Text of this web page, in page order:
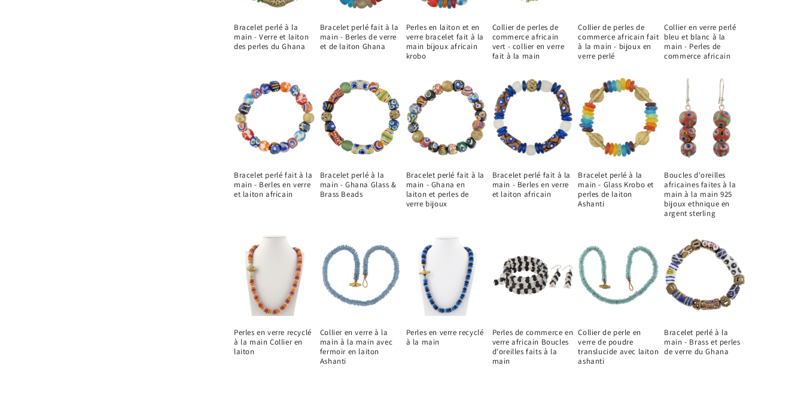
Bracelet perlé à la
main - Verre et laiton
des perles du Ghana
Bracelet perlé fait à la
main - Berles de verre
et de laiton Ghana
Perles en laiton et en
verre bracelet fait à la
main bijoux africain
krobo
Collier de perles de
commerce africain
vert - collier en verre
fait à la main
Collier de perles de
commerce africain fait
à la main - bijoux en
verre perlé
Collier en verre perlé
bleu et blanc à la
main - Perles de
commerce africain
Bracelet perlé fait à la
main - Berles en verre
et laiton africain
Bracelet perlé à la
main - Ghana Glass &
Brass Beads
Bracelet perlé fait à la
main - Ghana en
laiton et perles de
verre bijoux
Bracelet perlé fait à la
main - Berles en verre
et laiton africain
Bracelet perlé à la
main - Glass Krobo et
perles de laiton
Ashanti
Boucles d'oreilles
africaines faites à la
main à la main 925
bijoux ethnique en
argent sterling
Perles en verre recyclé
à la main Collier en
laiton
Collier en verre à la
main à la main avec
fermoir en laiton
Ashanti
Perles en verre recyclé
à la main
Perles de commerce en
verre africain Boucles
d'oreilles faits à la
main
Collier de perle en
verre de poudre
translucide avec laiton
ashanti
Bracelet perlé à la
main - Brass et perles
de verre du Ghana